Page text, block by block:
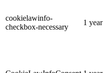
cookielawinfo-
checkbox-necessary
1 year